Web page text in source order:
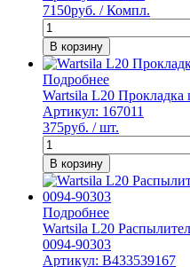
7150руб. / Компл.
В корзину
Подробнее
Wartsila L20 Прокладка
Артикул: 167011
375руб. / шт.
В корзину
Подробнее
Wartsila L20
0094-90303
Артикул: B433539167